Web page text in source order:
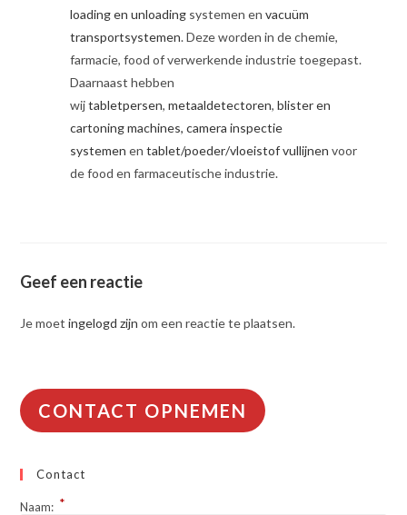
loading en unloading systemen en vacuüm
transportsystemen. Deze worden in de chemie,
farmacie, food of verwerkende industrie toegepast.
Daarnaast hebben
wijtabletpersen,metaaldetectoren,blister en
cartoning machines, camera inspectie
systemen entablet/poeder/vloeistof vullijnen voor
de food en farmaceutische industrie.
Geef een reactie
Je moetingelogd zijn om een reactie te plaatsen.
CONTACT OPNEMEN
Contact
Naam: *